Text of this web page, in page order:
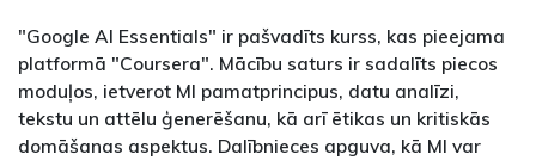
"Google AI Essentials" ir pašvadīts kurss, kas pieejama
platformā "Coursera". Mācību saturs ir sadalīts piecos
moduļos, ietverot MI pamatprincipus, datu analīzi,
tekstu un attēlu ģenerēšanu, kā arī ētikas un kritiskās
domāšanas aspektus. Dalībnieces apguva, kā MI var